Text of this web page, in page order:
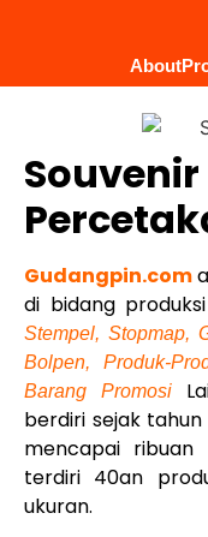
About
Gudangpin.com
di bidang produksi
Stempel, Stopmap,
Bolpen, Produk-
Barang Promosi
berdiri sejak
mencapai
terdiri 40an
ukuran.